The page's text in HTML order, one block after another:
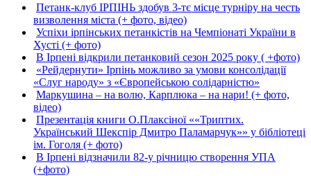
Петанк-клуб ІРПІНЬ здобув 3-тє місце турніру на честь
визволення міста (+ фото, відео)
Успіхи ірпінських петанкістів на Чемпіонаті України в
Хусті (+ фото)
В Ірпені відкрили петанковий сезон 2025 року ( +фото)
«Рейдернути» Ірпінь можливо за умови консолідації
«Слуг народу» з «Європейською солідарністю»
Маркушина – на волю, Карплюка – на нари! (+ фото,
відео)
Презентація книги О.Плаксіної ««Триптих.
Український Шекспір Дмитро Паламарчук»» у бібліотеці
ім. Гоголя (+ фото)
В Ірпені відзначили 82-у річницю створення УПА
(+фото)